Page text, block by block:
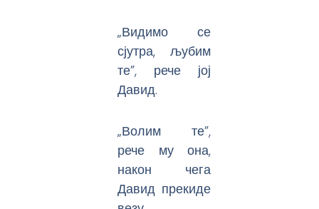
„Видимо се
сјутра, љубим
те”, рече јој
Давид.
„Волим те”,
рече му она,
након чега
Давид прекиде